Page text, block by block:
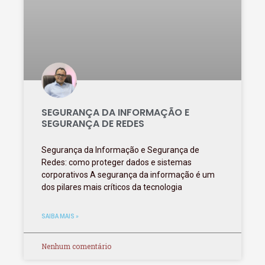
SEGURANÇA DA INFORMAÇÃO E
SEGURANÇA DE REDES
Segurança da Informação e Segurança de
Redes: como proteger dados e sistemas
corporativos A segurança da informação é um
dos pilares mais críticos da tecnologia
SAIBA MAIS »
Nenhum comentário